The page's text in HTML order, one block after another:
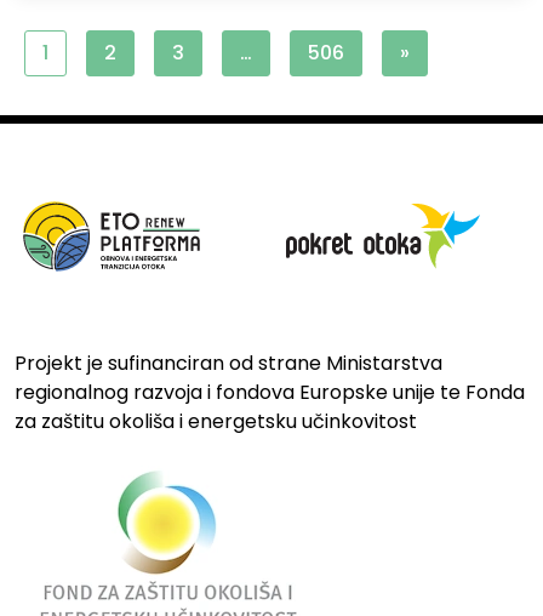
1 2 3 … 506 »
Projekt je sufinanciran od strane Ministarstva
regionalnog razvoja i fondova Europske unije te Fonda
za zaštitu okoliša i energetsku učinkovitost